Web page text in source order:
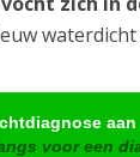
voor een